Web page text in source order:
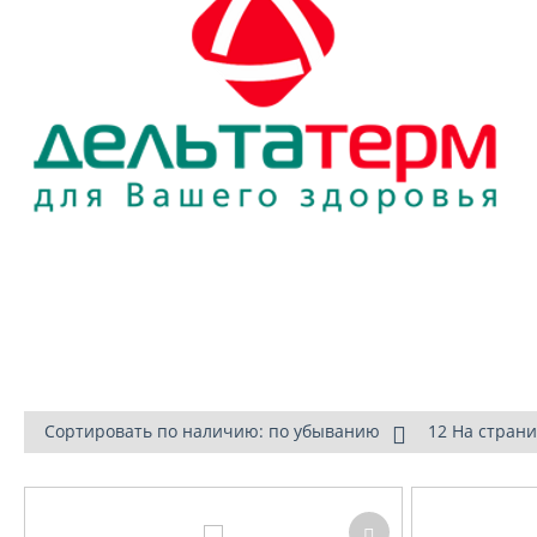
Сортировать по наличию: по убыванию 12 На